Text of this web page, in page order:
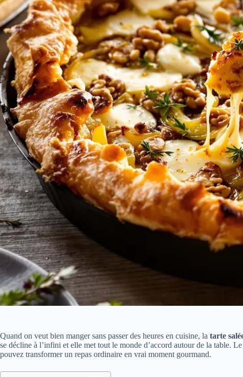
Quand on veut bien manger sans passer des heures en cuisine, la tarte
se décline à l’infini et elle met tout le monde d’accord autour de la table.
pouvez transformer un repas ordinaire en vrai moment gourmand.